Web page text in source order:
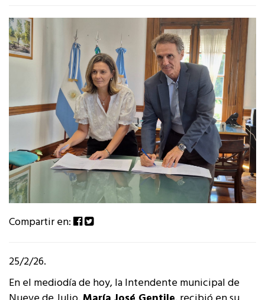
Compartir en:
25/2/26.
En el mediodía de hoy, la Intendente municipal de